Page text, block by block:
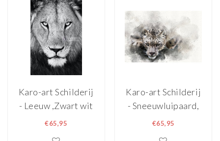
Karo-art Schilderij
- Leeuw ,Zwart wit
, 3 maten , Premium
€65,95
Karo-art Schilderij
- Sneeuwluipaard,
digitaal schilderij ,
€65,95